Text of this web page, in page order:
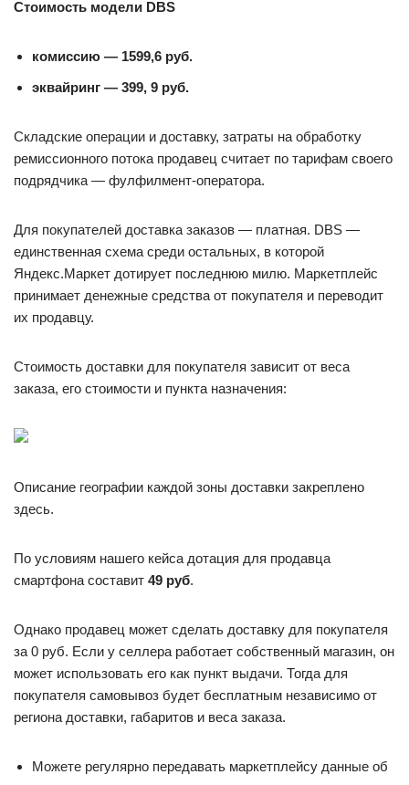
Стоимость модели DBS
комиссию — 1599,6 руб.
эквайринг — 399, 9 руб.
Складские операции и доставку, затраты на обработку
ремиссионного потока продавец считает по тарифам своего
подрядчика — фулфилмент-оператора.
Для покупателей доставка заказов — платная. DBS —
единственная схема среди остальных, в которой
Яндекс.Маркет дотирует последнюю милю. Маркетплейс
принимает денежные средства от покупателя и переводит
их продавцу.
Стоимость доставки для покупателя зависит от веса
заказа, его стоимости и пункта назначения:
Описание географии каждой зоны доставки закреплено
здесь.
По условиям нашего кейса дотация для продавца
смартфона составит 49 руб.
Однако продавец может сделать доставку для покупателя
за 0 руб. Если у селлера работает собственный магазин, он
может использовать его как пункт выдачи. Тогда для
покупателя самовывоз будет бесплатным независимо от
региона доставки, габаритов и веса заказа.
Можете регулярно передавать маркетплейсу данные об